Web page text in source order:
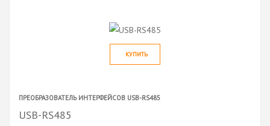
КУПИТЬ
ПРЕОБРАЗОВАТЕЛЬ ИНТЕРФЕЙСОВ USB-RS485
USB-RS485